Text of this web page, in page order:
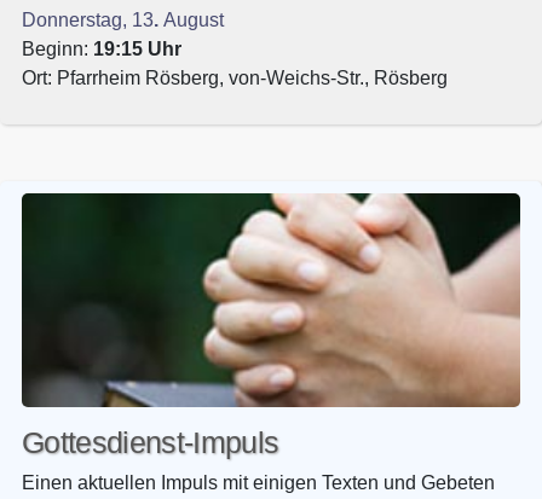
Donnerstag, 13. August
Beginn: 19:15 Uhr
Ort: Pfarrheim Rösberg, von-Weichs-Str., Rösberg
Gottesdienst-Impuls
Einen aktuellen Impuls mit einigen Texten und Gebeten